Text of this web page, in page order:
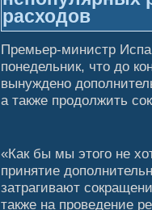
расходов
Премьер-министр
понедельник, что до
вынуждено
а также продолжить
«Как бы мы этогο не
принятие
затрагивают
также на проведение